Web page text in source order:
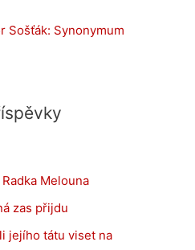
Sošťák: Synonymum
Melouna
zas přijdu
jejího tátu viset na